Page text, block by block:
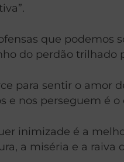
que
do perdão trilhado
para sentir o amor
e nos perseguem é
inimizade é a
a miséria e a